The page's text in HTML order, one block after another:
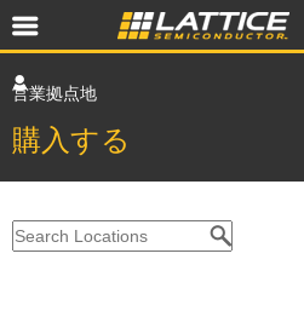
営業拠点地
購入する